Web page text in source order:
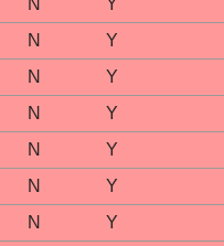
N
Y
N
Y
N
Y
N
Y
N
Y
N Y